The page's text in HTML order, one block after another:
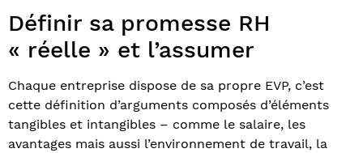
Définir sa promesse RH
« réelle » et l’assumer
Chaque entreprise dispose de sa propre EVP, c’est
cette définition d’arguments composés d’éléments
tangibles et intangibles – comme le salaire, les
avantages mais aussi l’environnement de travail, la